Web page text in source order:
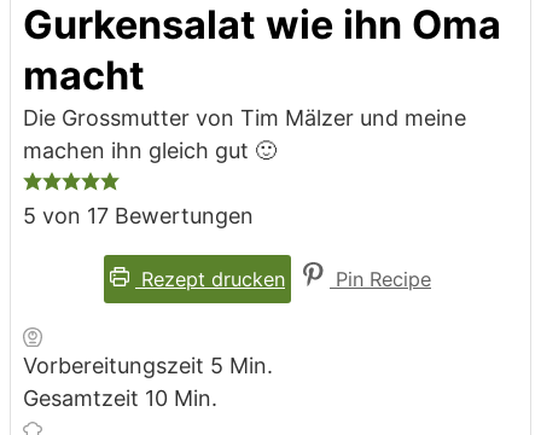
Gurkensalat wie ihn Oma
macht
Die Grossmutter von Tim Mälzer und meine
machen ihn gleich gut 🙂
5 von 17 Bewertungen
Rezept drucken Pin Recipe
Vorbereitungszeit 5 Minuten
Min.
Gesamtzeit 10Minuten
Min.